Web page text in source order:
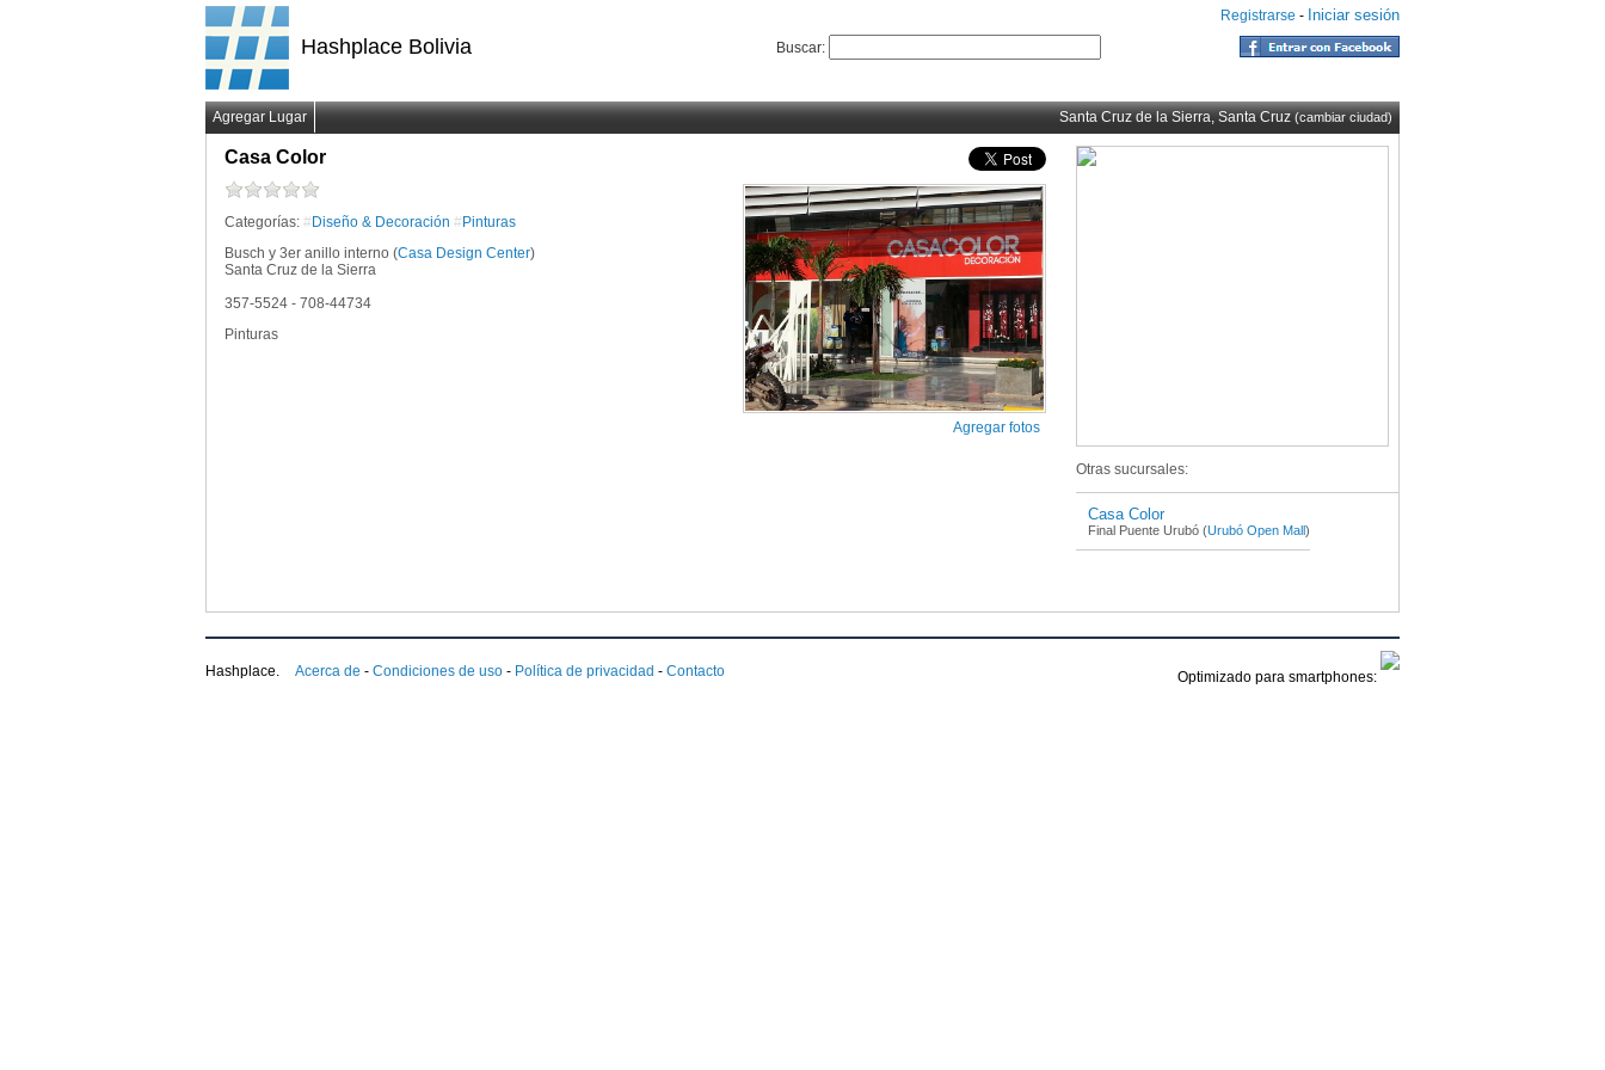
Hashplace Bolivia Buscar:
Registrarse - Iniciar sesión
Agregar Lugar Santa Cruz de la Sierra, Santa Cruz(cambiar ciudad)
Agregar fotos
Casa Color
Categorías: # Diseño & Decoración # Pinturas
Busch y 3er anillo interno (Casa Design Center)
Santa Cruz de la Sierra
357-5524 - 708-44734
Pinturas
Otras sucursales:
Casa Color
Final Puente Urubó (Urubó Open Mall)
Hashplace. Acerca de - Condiciones de uso - Política de privacidad - Contacto Optimizado para smartphones: